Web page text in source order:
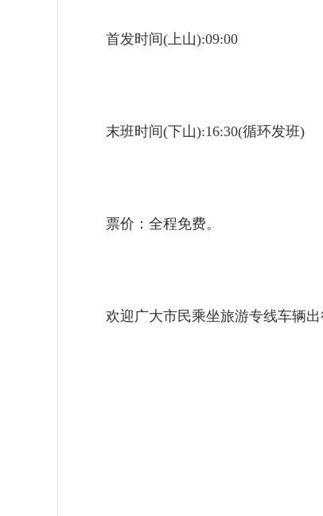
首发时间(上山):09:00
末班时间(下山):16:30(循环发班)
票价：全程免费。
欢迎广大市民乘坐旅游专线车辆出